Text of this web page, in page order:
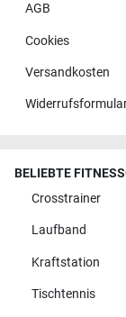
AGB
Cookies
Versandkosten
BELIEBTE
Crosstrainer
Laufband
Kraftstation
Tischtennis